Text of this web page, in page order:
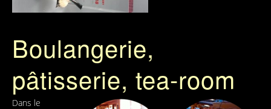
Boulangerie,
pâtisserie, tea-room
Dans le